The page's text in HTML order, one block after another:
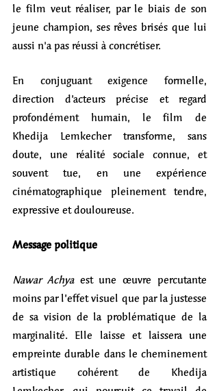
le film veut réaliser, par le biais de son
jeune champion, ses rêves brisés que lui
aussi n'a pas réussi à concrétiser.
En conjuguant exigence formelle,
direction d’acteurs précise et regard
profondément humain, le film de
Khedija Lemkecher transforme, sans
doute, une réalité sociale connue, et
souvent tue, en une expérience
cinématographique pleinement tendre,
expressive et douloureuse.
Message politique
Nawar Achya est une œuvre percutante
moins par l’effet visuel que par la justesse
de sa vision de la problématique de la
marginalité. Elle laisse et laissera une
empreinte durable dans le cheminement
artistique cohérent de Khedija